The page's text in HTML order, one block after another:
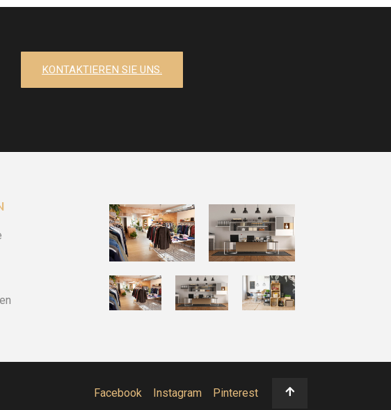
KONTAKTIEREN SIE UNS.
Facebook Instagram Pinterest